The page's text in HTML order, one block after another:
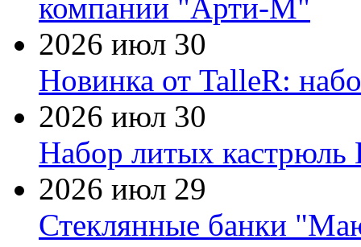
компании "Арти-М"
2026 июл 30
Новинка от TalleR:
2026 июл 30
Набор литых кастрюль
2026 июл 29
Стеклянные банки